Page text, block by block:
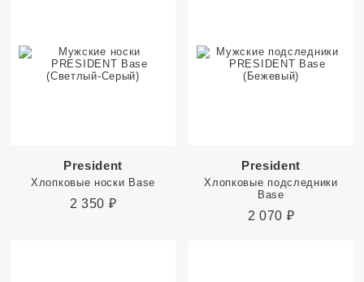
President
Хлопковые носки Base
2 350 ₽
President
Хлопковые подследники
Base
2 070 ₽